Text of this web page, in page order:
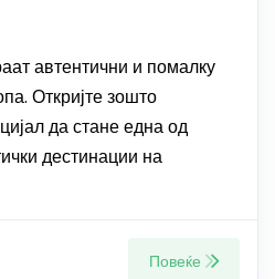
автентични и помалку
Откријте зошто
да стане една од
дестинации на
Повеќе